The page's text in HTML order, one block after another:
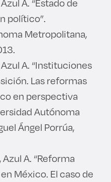
A. “Estado de
político”.
Metropolitana,
Azul A. “Instituciones
Las reformas
en perspectiva
Autónoma
Ángel Porrúa,
Azul A. “Reforma
México. El caso de